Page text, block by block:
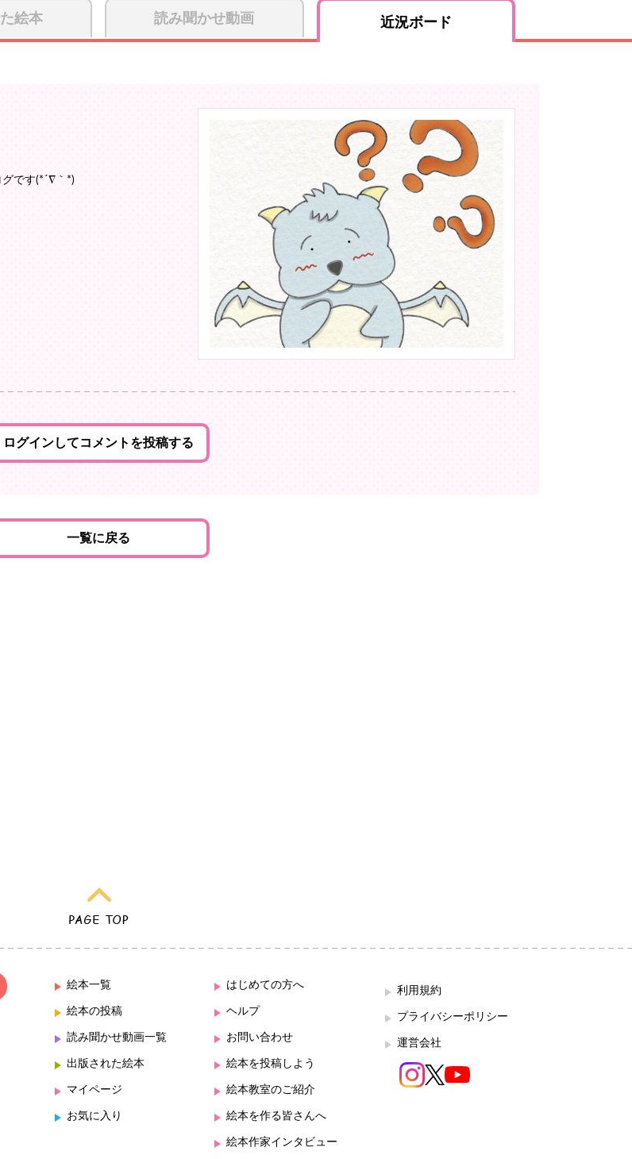
絵本 読み聞かせ動画 近況ボード
です(*´∇｀*)
ログインしてコメントを投稿する
一覧に戻る
絵本一覧
絵本の投稿
読み聞かせ動画一覧
出版された絵本
マイページ
お気に入り
はじめての方へ
ヘルプ
お問い合わせ
絵本を投稿しよう
絵本教室のご紹介
絵本を作る皆さんへ
絵本作家インタビュー
利用規約
プライバシーポリシー
運営会社